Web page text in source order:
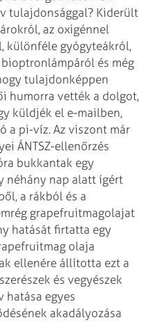
tulajdonsággal? Kiderült
az oxigénnel
különféle gyógyteákról,
és még
tulajdonképpen
humorra vették a dolgot,
küldjék el e-mailben,
a pi-víz. Az viszont már
ÁNTSZ-ellenőrzés
bukkantak egy
néhány nap alatt ígért
a rákból és a
grapefruitmagolajat
hatását firtatta egy
olaja
ellenére állította ezt a
és vegyészek
egyes
akadályozása